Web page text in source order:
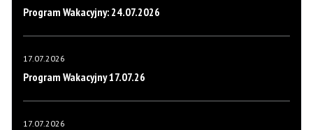
Program Wakacyjny: 24.07.2026
17.07.2026
Program Wakacyjny 17.07.26
17.07.2026